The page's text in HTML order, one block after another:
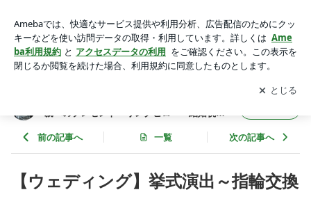
結婚式両親贈呈品・ご両親へのプレゼント・リングピロー・結
婚祝い・お誕生日プレゼント・母の日ギフト・還暦祝い
アプリをダウンロードして ブログの更新通知
を受け取りまし
ょう。
開く
親へのプレゼント・リングピロー・結婚祝
暦祝い
前の記事へ 一覧 次の記事へ
【ウェディング】挙式演出～指輪交換